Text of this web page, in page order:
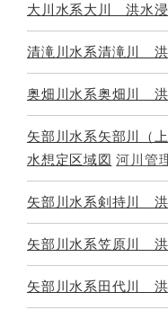
大川水系大川 洪水
清滝川水系清滝川
奥畑川水系奥畑川
矢部川水系矢部川（
水想定区域図 河川管
矢部川水系剣持川
矢部川水系笠原川
矢部川水系田代川